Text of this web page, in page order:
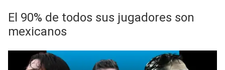
El 90% de todos sus jugadores son
mexicanos